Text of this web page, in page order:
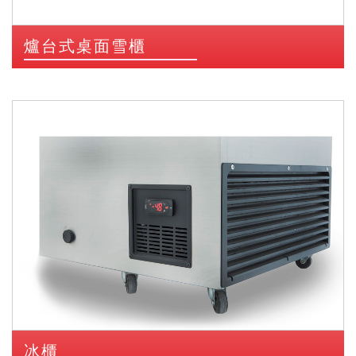
爐台式桌面雪櫃
冰櫃